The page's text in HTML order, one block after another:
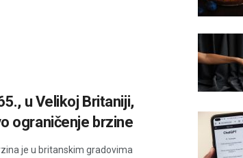
u Velikoj Britaniji,
ograničenje brzine
je u britanskim gradovima